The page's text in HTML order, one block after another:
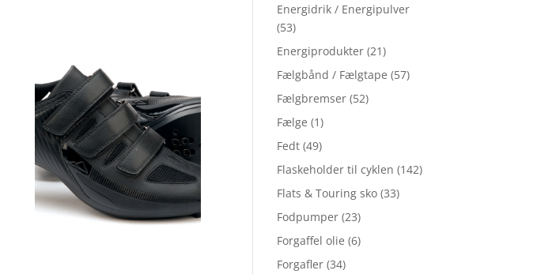
Energidrik / Energipulver
(53)
Energiprodukter (21)
Fælgbånd / Fælgtape (57)
Fælgbremser (52)
Fælge (1)
Fedt (49)
Flaskeholder til cyklen (142)
Flats & Touring sko (33)
Fodpumper (23)
Forgaffel olie (6)
Forgafler (34)